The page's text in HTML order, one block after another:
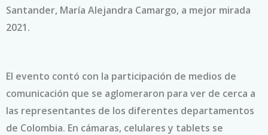
Santander, María Alejandra Camargo, a mejor mirada
2021.
El evento contó con la participación de medios de
comunicación que se aglomeraron para ver de cerca a
las representantes de los diferentes departamentos
de Colombia. En cámaras, celulares y tablets se